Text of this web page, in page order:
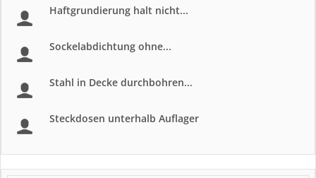
Haftgrundierung halt nicht...
Sockelabdichtung ohne...
Stahl in Decke durchbohren...
Steckdosen unterhalb Auflager